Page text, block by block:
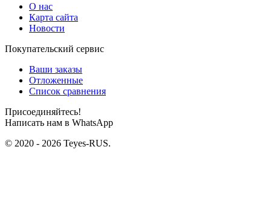
О нас
Карта сайта
Новости
Покупательский сервис
Ваши заказы
Отложенные
Список сравнения
Присоединяйтесь!
Написать нам в WhatsApp
© 2020 - 2026 Teyes-RUS.